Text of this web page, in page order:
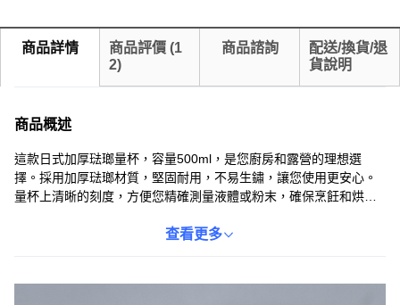
商品詳情 商品評價 (1
2)
商品諮詢
配送/換貨/退
貨說明
商品概述
這款日式加厚琺瑯量杯，容量500ml，是您廚房和露營的理想選
擇。採用加厚琺瑯材質，堅固耐用，不易生鏽，讓您使用更安心。
量杯上清晰的刻度，方便您精確測量液體或粉末，確保烹飪和烘焙
論是在家中製作美味料理，還是在戶外享受露營樂趣，這款琺瑯量
查看更多